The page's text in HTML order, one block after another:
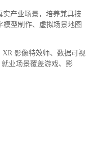
实产业场景，培养兼具技
型制作、虚拟场景地图
影像特效师、数据可视
业场景覆盖游戏、影